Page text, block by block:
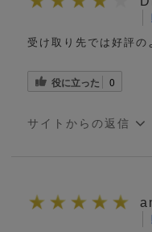
受け取り先では好評の
役に立った 0
サイトからの返信